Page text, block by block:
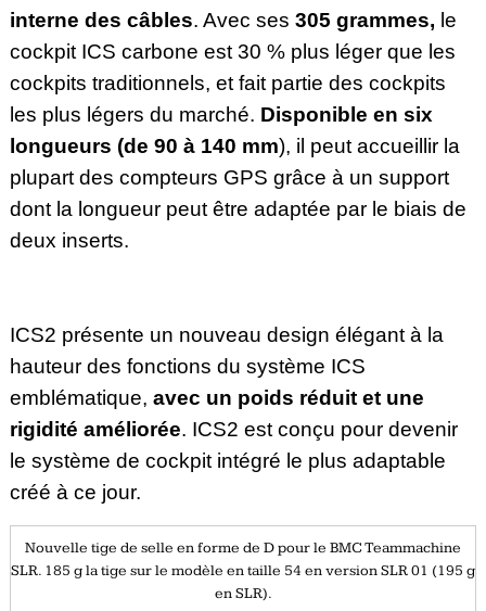
interne des câbles. Avec ses 305 grammes, le
cockpit ICS carbone est 30 % plus léger que les
cockpits traditionnels, et fait partie des cockpits
les plus légers du marché. Disponible en six
longueurs (de 90 à 140 mm), il peut accueillir la
plupart des compteurs GPS grâce à un support
dont la longueur peut être adaptée par le biais de
deux inserts.
ICS2 présente un nouveau design élégant à la
hauteur des fonctions du système ICS
emblématique, avec un poids réduit et une
rigidité améliorée. ICS2 est conçu pour devenir
le système de cockpit intégré le plus adaptable
créé à ce jour.
Nouvelle tige de selle en forme de D pour le BMC Teammachine
SLR. 185 g la tige sur le modèle en taille 54 en version SLR 01 (195 g
en SLR).